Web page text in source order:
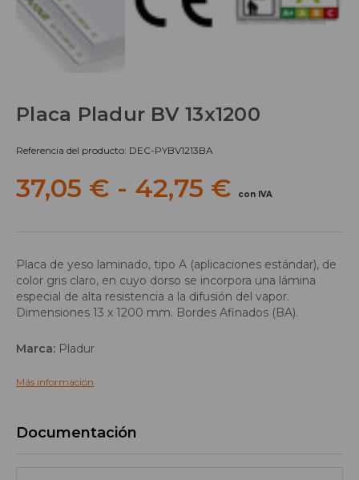
Placa Pladur BV 13x1200
Referencia del producto: DEC-PYBV1213BA
37,05 € - 42,75 € con IVA
Placa de yeso laminado, tipo A (aplicaciones estándar), de
color gris claro, en cuyo dorso se incorpora una lámina
especial de alta resistencia a la difusión del vapor.
Dimensiones 13 x 1200 mm. Bordes Afinados (BA).
Marca: Pladur
Más información
Documentación